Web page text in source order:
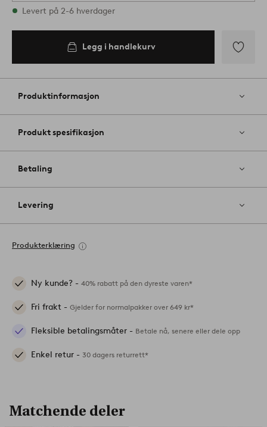
På lager
Levert på 2-6 hverdager
Legg i handlekurv
til
Produktinformasjon
Produkt spesifikasjon
Betaling
Levering
Produkterklæring
Ny kunde? - 40% rabatt på den dyreste varen*
Fri frakt - Gjelder for normalpakker over 649 kr*
Fleksible betalingsmåter - Betale nå, senere eller dele opp
Enkel retur - 30 dagers returrett*
Matchende deler